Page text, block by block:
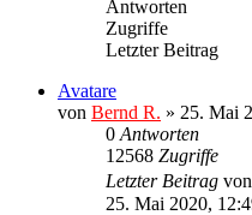
Antworten
Zugriffe
Letzter Beitrag
Avatare
von Bernd R. » 25. Mai
0 Antworten
12568 Zugriffe
Letzter Beitrag von
25. Mai 2020,